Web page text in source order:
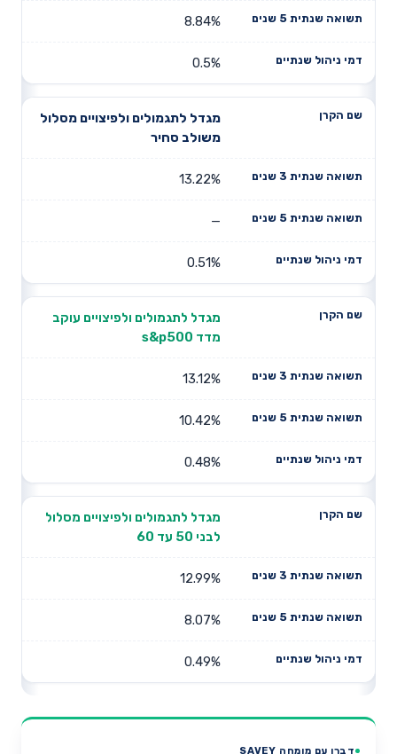
8.84%
0.5%
מגדל לתגמולים ולפיצויים מסלול
משולב סחיר
13.22%
—
0.51%
מגדל לתגמולים ולפיצויים עוקב
מדד s&p500
13.12%
10.42%
0.48%
מגדל לתגמולים ולפיצויים מסלול
לבני 50 עד 60
12.99%
8.07%
0.49%
דברו עם מומחה SAVEY